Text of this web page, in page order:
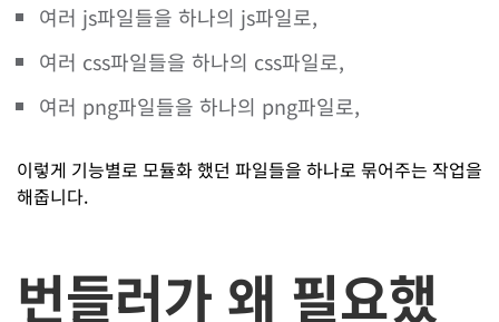
여러 js파일들을 하나의 js파일로,
여러 css파일들을 하나의 css파일로,
여러 png파일들을 하나의 png파일로,
이렇게 기능별로 모듈화 했던 파일들을 하나로 묶어주는 작업을
해줍니다.
번들러가 왜 필요했